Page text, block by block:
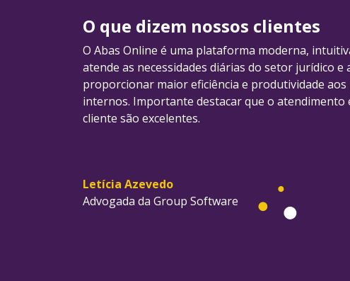
O que dizem nossos clientes
O Abas Online é uma plataforma moderna,
atende as necessidades diárias do setor jurídico e
proporcionar maior eficiência e produtividade
internos. Importante destacar que o atendimento
cliente são excelentes.
Letícia Azevedo
Advogada da Group Software